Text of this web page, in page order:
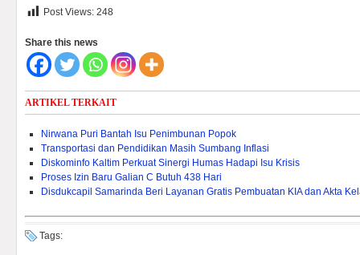
Post Views: 248
Share this news
ARTIKEL TERKAIT
Nirwana Puri Bantah Isu Penimbunan Popok
Transportasi dan Pendidikan Masih Sumbang Inflasi
Diskominfo Kaltim Perkuat Sinergi Humas Hadapi Isu Krisis
Proses Izin Baru Galian C Butuh 438 Hari
Disdukcapil Samarinda Beri Layanan Gratis Pembuatan KIA dan Akta
Tags: